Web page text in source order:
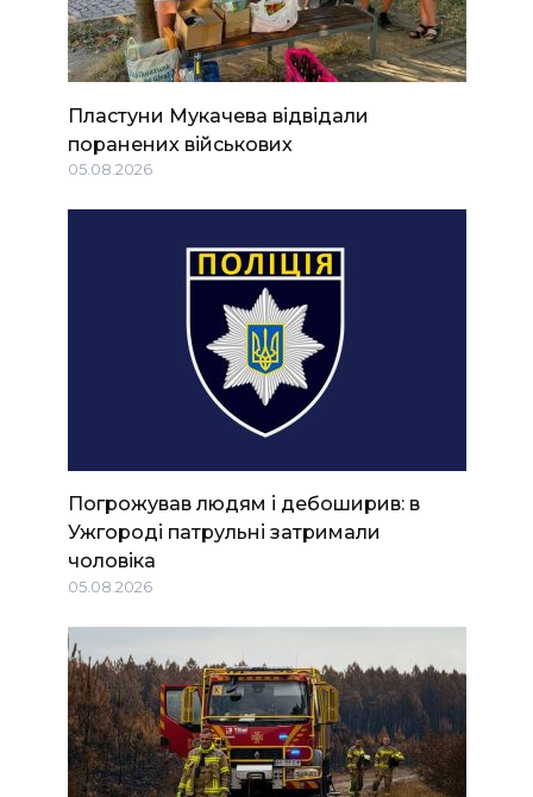
Пластуни Мукачева відвідали
поранених військових
05.08.2026
Погрожував людям і дебоширив: в
Ужгороді патрульні затримали
чоловіка
05.08.2026